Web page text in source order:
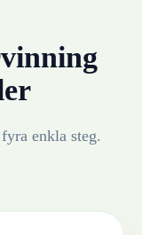
enkla steg.